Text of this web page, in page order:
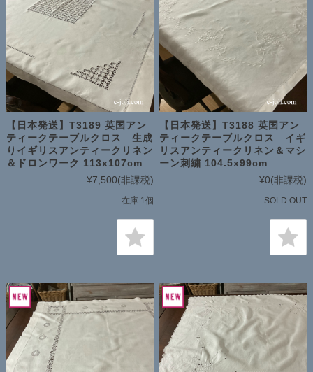
【日本発送】T3189 英国アン
ティークテーブルクロス 生成
りイギリスアンティークリネン
＆ドロンワーク 113x107cm
¥7,500(非課税)
在庫 1個
【日本発送】T3188 英国アン
ティークテーブルクロス イギ
リスアンティークリネン＆マシ
ーン刺繍 104.5x99cm
¥0(非課税)
SOLD OUT